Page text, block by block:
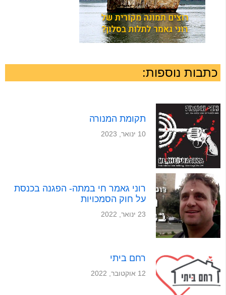
כתבות נוספות:
תקומת המנורה
10 ינואר, 2023
רוני גאמר חי במתה- הפגנה בכנסת
על חוק הסמכויות
23 ינואר, 2022
רחם ביתי
12 אוקטובר, 2022